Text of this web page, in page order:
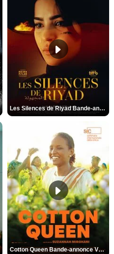
Les Silences de Riyad Bande-annonce VO STFR
Cotton Queen Bande-annonce VO STFR